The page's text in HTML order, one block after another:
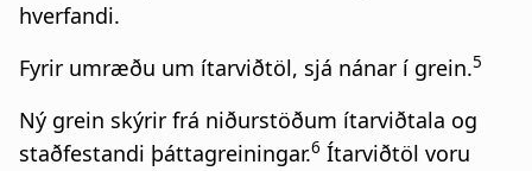
hverfandi.
Fyrir umræðu um ítarviðtöl, sjá nánar í grein.5
Ný grein skýrir frá niðurstöðum ítarviðtala og
staðfestandi þáttagreiningar.6 Ítarviðtöl voru